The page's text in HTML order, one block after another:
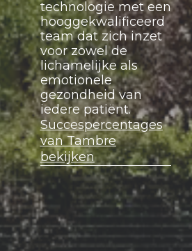
technologie met een
hooggekwalificeerd
team dat zich inzet
voor zowel de
lichamelijke als
emotionele
gezondheid van
iedere patiënt.
Succespercentages
van Tambre
bekijken